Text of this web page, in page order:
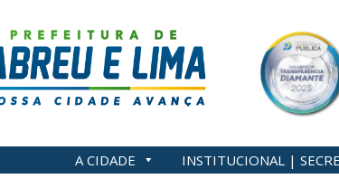
A CIDADE INSTITUCIONAL |